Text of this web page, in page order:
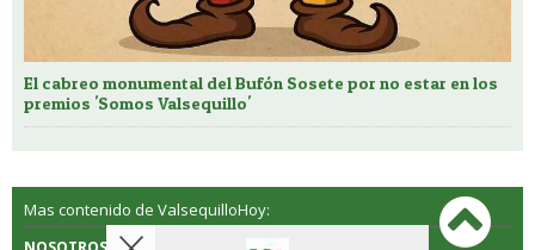
El cabreo monumental del Bufón Sosete por no estar en los
premios 'Somos Valsequillo'
Mas contenido de ValsequilloHoy: